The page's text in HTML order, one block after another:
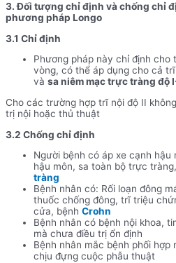
3. Đối tượng chỉ định và chống chỉ
phương pháp Longo
3.1 Chỉ định
Phương pháp này chỉ định cho
vòng, có thể áp dụng cho cả
và sa niêm mạc trực tràng độ
Cho các trường hợp trĩ nội độ II
trị nội hoặc thủ thuật
3.2 Chống chỉ định
Người bệnh có áp xe cạnh hậu
hậu môn, sa toàn bộ trực tràng,
tràng
Bệnh nhân có: Rối loạn đông
thuốc chống đông, trĩ triệu
cửa, bệnh Crohn
Bệnh nhân có bệnh nội khoa,
mà chưa điều trị ổn định
Bệnh nhân mắc bệnh phối hợp
chịu đựng cuộc phẫu thuật